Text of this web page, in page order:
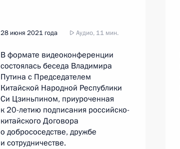
28 июня 2021 года Аудио, 11 мин.
В формате видеоконференции
состоялась беседа Владимира
Путина с Председателем
Китайской Народной Республики
Си Цзиньпином, приуроченная
к 20-летию подписания российско-
китайского Договора
о добрососедстве, дружбе
и сотрудничестве.